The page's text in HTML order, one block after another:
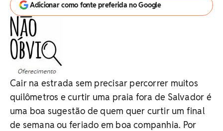
Adicionar como fonte preferida no Google
Cair na estrada sem precisar percorrer muitos
quilômetros e curtir uma praia fora de Salvador é
uma boa sugestão de quem quer curtir um final
de semana ou feriado em boa companhia. Por